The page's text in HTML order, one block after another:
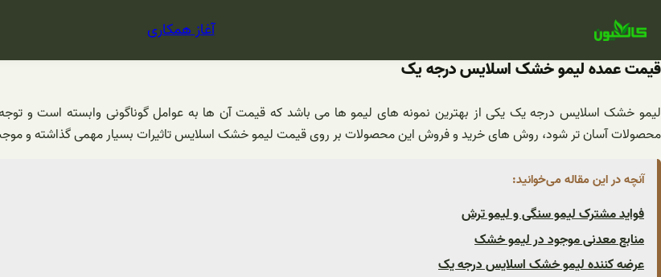
آغاز همکاری
قیمت عمده لیمو خشک اسلایس درجه یک
لیمو خشک اسلایس درجه یک یکی از بهترین نمونه های لیمو ها می باشد که قیمت آن ها به عوامل گوناگونی وابسته است و
محصولات آسان تر شود، روش های خرید و فروش این محصولات بر روی قیمت لیمو خشک اسلایس تاثیرات بسیار مهمی گذاشته و موجب
آنچه در این مقاله می‌خوانید:
فواید مشترک لیمو سنگی و لیمو ترش
منابع معدنی موجود در لیمو خشک
عرضه کننده لیمو خشک اسلایس درجه یک